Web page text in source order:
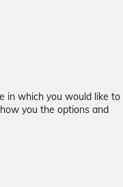
in which you would like to
you the options and